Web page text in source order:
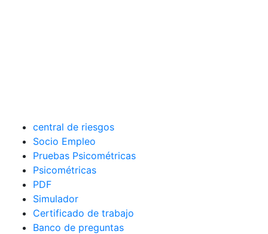
central de riesgos
Socio Empleo
Pruebas Psicométricas
Psicométricas
PDF
Simulador
Certificado de trabajo
Banco de preguntas